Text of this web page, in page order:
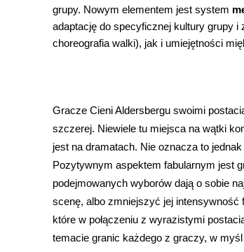
grupy. Nowym elementem jest system
adaptację do specyficznej kultury grupy
choreografia walki), jak i umiejętności
Gracze Cieni Aldersbergu swoimi
szczerej. Niewiele tu miejsca na wątki
jest na dramatach. Nie oznacza to
Pozytywnym aspektem fabularnym jest
podejmowanych wyborów dają o sobie
scenę, albo zmniejszyć jej intensywność
które w połączeniu z wyrazistymi
temacie granic każdego z graczy, w